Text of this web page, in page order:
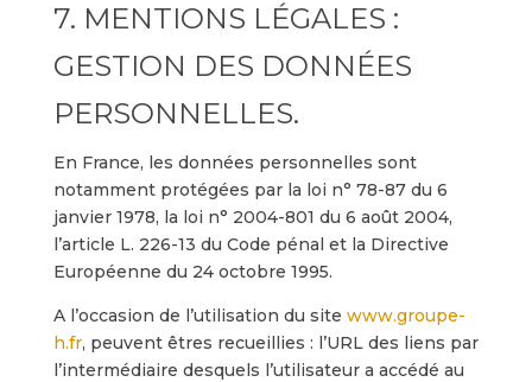
7. MENTIONS LÉGALES :
GESTION DES DONNÉES
PERSONNELLES.
En France, les données personnelles sont
notamment protégées par la loi n° 78-87 du 6
janvier 1978, la loi n° 2004-801 du 6 août 2004,
l’article L. 226-13 du Code pénal et la Directive
Européenne du 24 octobre 1995.
A l’occasion de l’utilisation du site www.groupe-
h.fr, peuvent êtres recueillies : l’URL des liens par
l’intermédiaire desquels l’utilisateur a accédé au